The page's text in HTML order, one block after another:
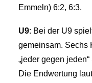
Emmeln) 6:2, 6:3.
U9: Bei der U9
gemeinsam. Sechs
„jeder gegen
Die Endwertung